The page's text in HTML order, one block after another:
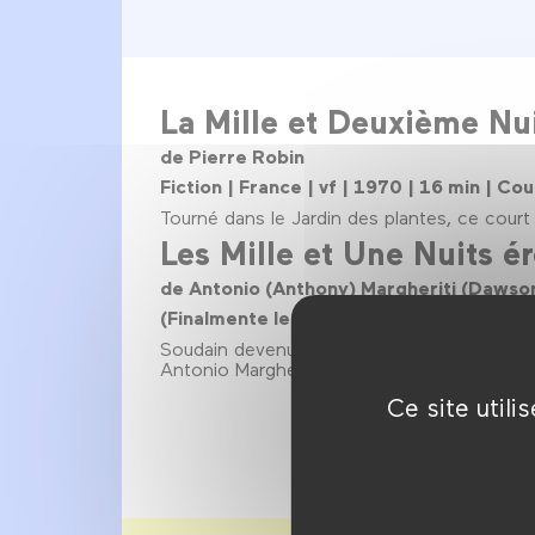
Ce site
La Mille et Deuxième
de Pierre Robin
Fiction | France | vf | 1970 | 16 min |
Tourné dans le Jardin des plantes, ce
Les Mille et Une Nuits
de Antonio (Anthony) Margheriti
(Finalmente le mille e una notte) | Avec
Soudain devenu impuissant, le sultan Al
Antonio Margheriti se frotte à l’imaginaire